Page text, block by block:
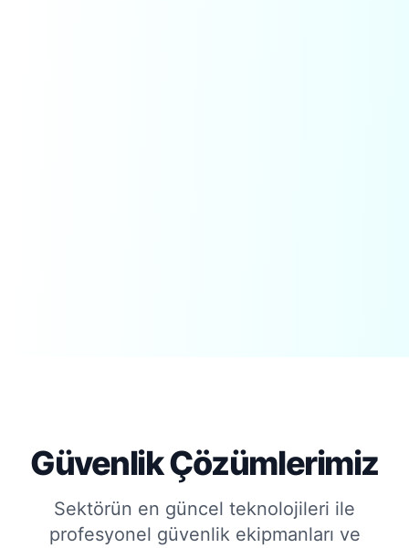
Güvenlik Çözümlerimiz
Sektörün en güncel teknolojileri ile
profesyonel güvenlik ekipmanları ve